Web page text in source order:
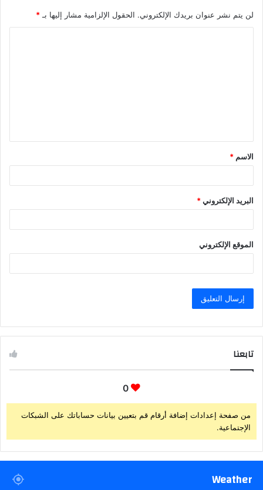
لن يتم نشر عنوان بريدك الإلكتروني. الحقول الإلزامية مشار إليها بـ *
ق
*
الاسم *
البريد الإلكتروني*
الموقع الإلكتروني
تابعنا
0
من صفحة إعدادات إضافة أرقام قم بتعيين بيانات حساباتك على الشبكات
الإجتماعية.
Weather